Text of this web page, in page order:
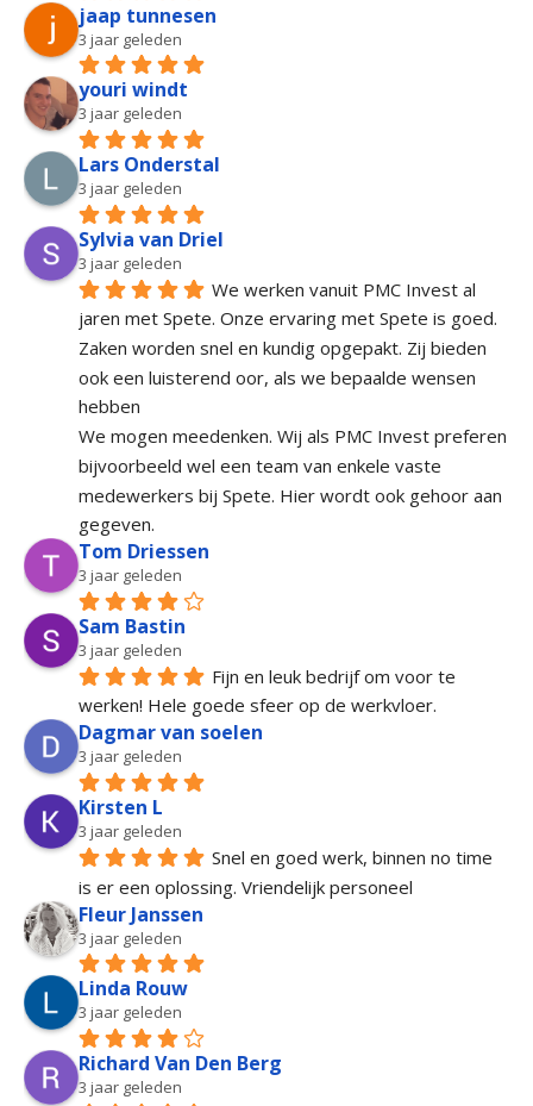
jaap tunnesen
3 jaar geleden
youri windt
3 jaar geleden
Lars Onderstal
3 jaar geleden
Sylvia van Driel
3 jaar geleden
We werken vanuit PMC Invest al
jaren met Spete. Onze ervaring met Spete is goed.
Zaken worden snel en kundig opgepakt. Zij bieden
ook een luisterend oor, als we bepaalde wensen
hebben
We mogen meedenken. Wij als PMC Invest preferen
bijvoorbeeld wel een team van enkele vaste
medewerkers bij Spete. Hier wordt ook gehoor aan
gegeven.
Tom Driessen
3 jaar geleden
Sam Bastin
3 jaar geleden
Fijn en leuk bedrijf om voor te
werken! Hele goede sfeer op de werkvloer.
Dagmar van soelen
3 jaar geleden
Kirsten L
3 jaar geleden
Snel en goed werk, binnen no time
is er een oplossing. Vriendelijk personeel
Fleur Janssen
3 jaar geleden
Linda Rouw
3 jaar geleden
Richard Van Den Berg
3 jaar geleden